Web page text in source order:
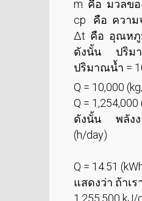
m คือ มวลขอ
cp คือ ความจุ
∆t คือ อุณหภูมิ
ดังนั้น ปริมา
ปริมาณน้ำ =
Q = 10,000
Q =
ดังนั้น พลังง
(h/day)
Q =
Q = 14.51
แสดงว่า ถ้าเ
1,255,500 kJ/